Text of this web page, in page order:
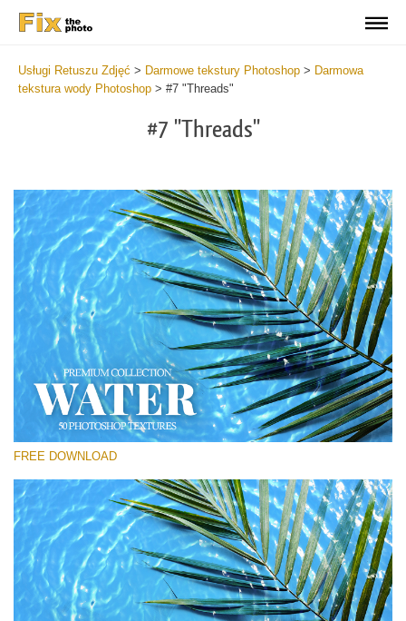
Usługi Retuszu Zdjęć > Darmowe tekstury Photoshop > Darmowa
tekstura wody Photoshop > #7 "Threads"
#7 "Threads"
Proszę wybrać
Small 800*533px
Water Textures
(50 Textures)
Large 6000*4000px
FREE DOWNLOAD